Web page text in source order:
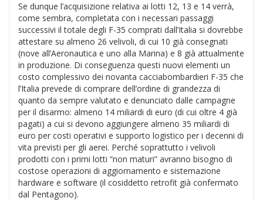
Se dunque l’acquisizione relativa ai lotti 12, 13 e 14 verrà,
come sembra, completata con i necessari passaggi
successivi il totale degli F-35 comprati dall’Italia si dovrebbe
attestare su almeno 26 velivoli, di cui 10 già consegnati
(nove all’Aeronautica e uno alla Marina) e 8 già attualmente
in produzione. Di conseguenza questi nuovi elementi un
costo complessivo dei novanta cacciabombardieri F-35 che
l’Italia prevede di comprare dell’ordine di grandezza di
quanto da sempre valutato e denunciato dalle campagne
per il disarmo: almeno 14 miliardi di euro (di cui oltre 4 già
pagati) a cui si devono aggiungere almeno 35 miliardi di
euro per costi operativi e supporto logistico per i decenni di
vita previsti per gli aerei. Perché soprattutto i velivoli
prodotti con i primi lotti “non maturi” avranno bisogno di
costose operazioni di aggiornamento e sistemazione
hardware e software (il cosiddetto retrofit già confermato
dal Pentagono).